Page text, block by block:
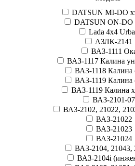
DATSUN MI-DO
DATSUN ON-DO
Lada 4x4
АЗЛК-2141
ВАЗ-1111
ВАЗ-1117 Калина
ВАЗ-1118 Калина
ВАЗ-1119 Калина
ВАЗ-1119 Калина
ВАЗ-2101-07
ВАЗ-2102, 21022,
ВАЗ-21022
ВАЗ-21023
ВАЗ-21024
ВАЗ-2104, 21043,
ВАЗ-2104i